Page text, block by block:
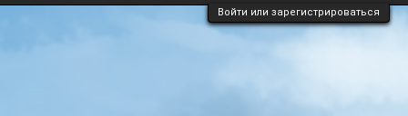
Войти или зарегистрироваться